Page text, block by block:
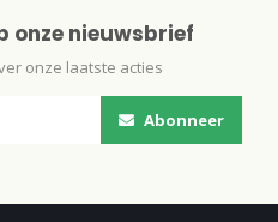
onze nieuwsbrief
onze laatste acties
Abonneer